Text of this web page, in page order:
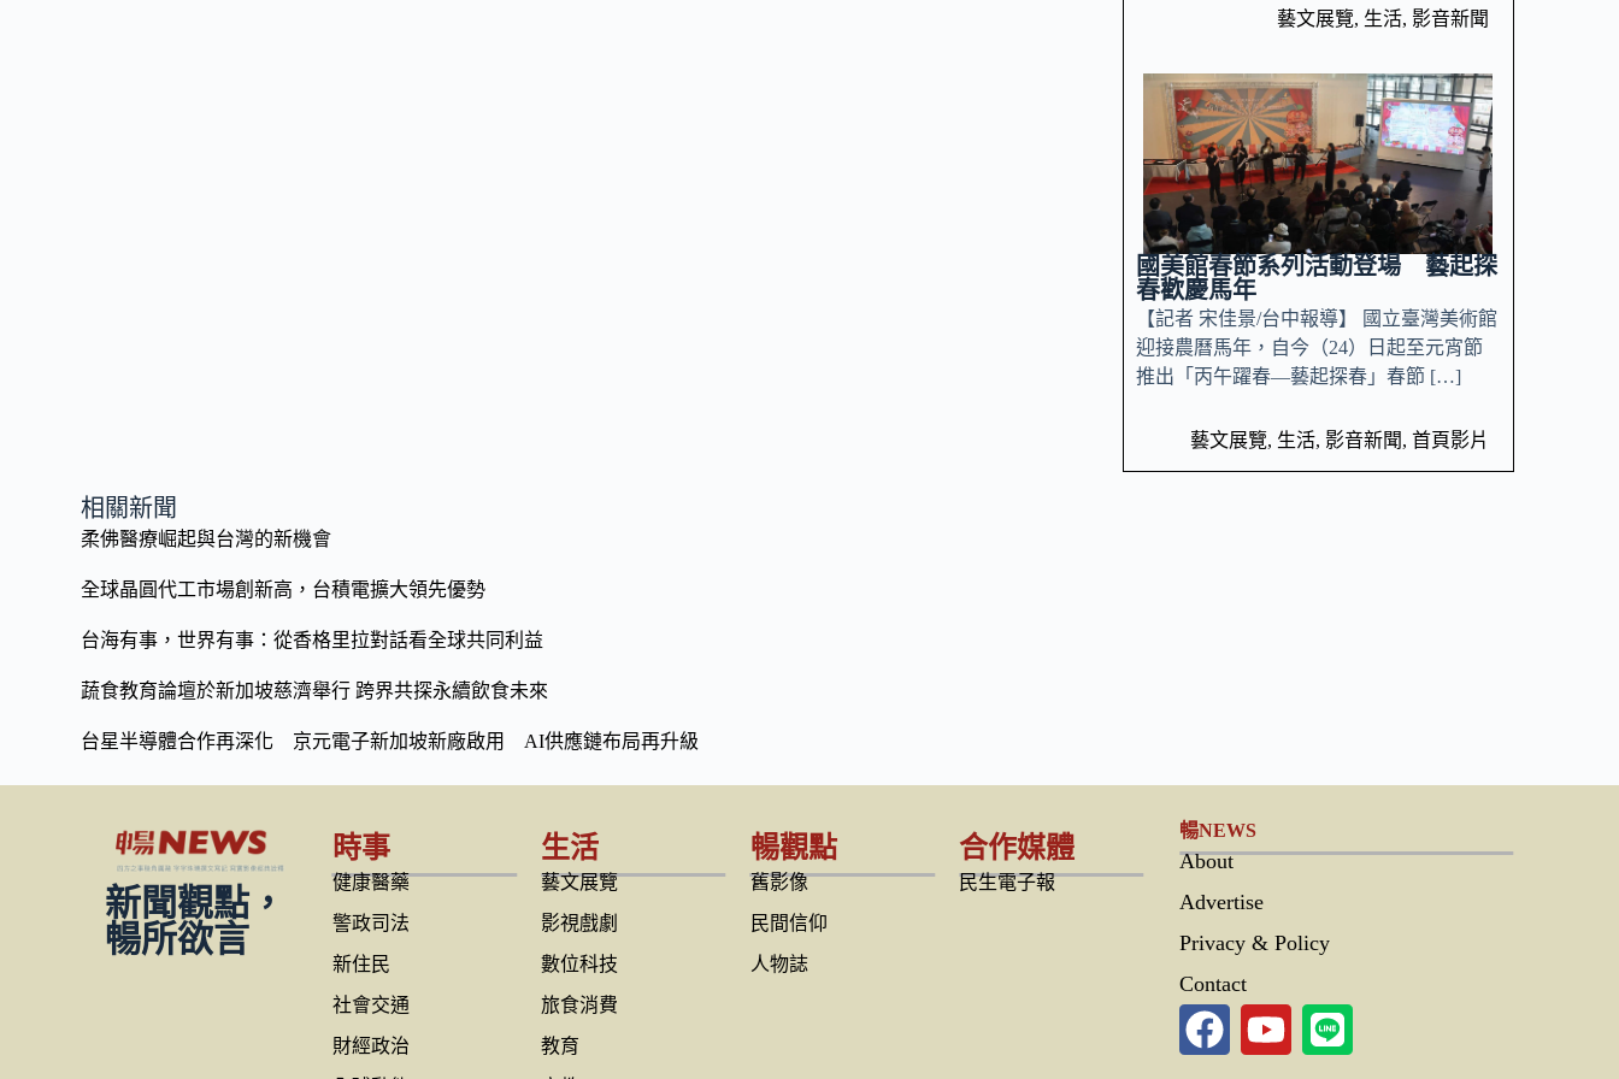
藝文展覽, 生活, 影音新聞
國美館春節系列活動登場 藝起探
春歡慶馬年
【記者 宋佳景/台中報導】 國立臺灣美術館
迎接農曆馬年，自今（24）日起至元宵節
推出「丙午躍春—藝起探春」春節 […]
藝文展覽, 生活, 影音新聞, 首頁影片
相關新聞
柔佛醫療崛起與台灣的新機會
全球晶圓代工市場創新高，台積電擴大領先優勢
台海有事，世界有事：從香格里拉對話看全球共同利益
蔬食教育論壇於新加坡慈濟舉行 跨界共探永續飲食未來
台星半導體合作再深化 京元電子新加坡新廠啟用 AI供應鏈布局再升級
新聞觀點，
暢所欲言
時事
健康醫藥
警政司法
新住民
社會交通
財經政治
生活
藝文展覽
影視戲劇
數位科技
旅食消費
教育
暢觀點
舊影像
民間信仰
人物誌
合作媒體
民生電子報
暢NEWS
About
Advertise
Privacy & Policy
Contact